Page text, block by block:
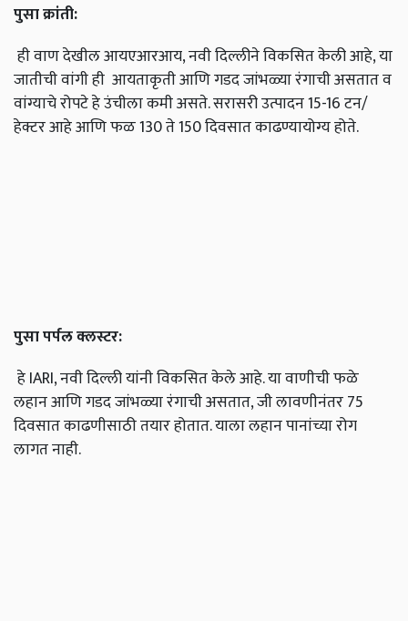
पुसाक्रांती:
ही वाण देखील आयएआरआय, नवी दिल्लीने विकसित केली आहे, या
जातीची वांगी ही आयताकृती आणि गडद जांभळ्या रंगाची असतात व
वांग्याचे रोपटे हे उंचीला कमी असते. सरासरी उत्पादन 15-16 टन/
हेक्टर आहे आणि फळ 130 ते 150 दिवसात काढण्यायोग्य होते.
पुसापर्पलक्लस्टर:
हे IARI, नवी दिल्ली यांनी विकसित केले आहे. या वाणीची फळे
लहान आणि गडद जांभळ्या रंगाची असतात, जी लावणीनंतर 75
दिवसात काढणीसाठी तयार होतात. याला लहान पानांच्या रोग
लागत नाही.